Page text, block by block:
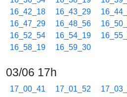
16_42_18
16_43_29
16_47_29
16_48_56
16_52_54
16_54_19
16_58_19
16_59_30
03/06 17h
17_00_41 17_01_52